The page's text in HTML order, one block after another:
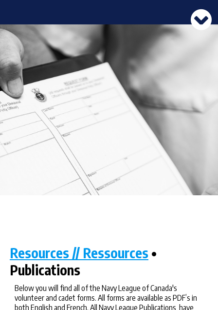
Resources // Ressources •
Publications
Below you will find all of the Navy League of Canada's
volunteer and cadet forms. All forms are available as PDF’s in
both English and French. All Navy League Publications have